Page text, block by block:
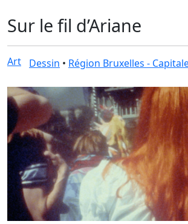
Sur le fil d’Ariane
Art Dessin • Région Bruxelles -